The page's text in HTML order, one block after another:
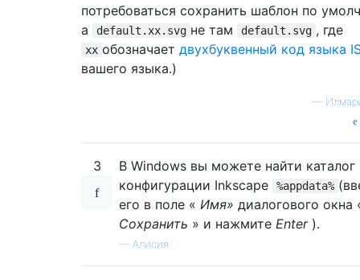
потребоваться сохранить шаблон по
а
default.xx.svg не там default.svg , где
xx обозначает двухбуквенный код языка
вашего языка.)
—
3
В Windows вы можете найти каталог
конфигурации Inkscape
%appdata%
его в поле « Имя» диалогового окна
Сохранить » и нажмите Enter).
— Алисия